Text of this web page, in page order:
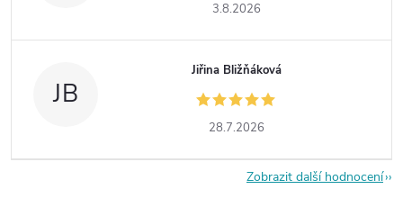
3.8.2026
JB
Jiřina Bližňáková
28.7.2026
Zobrazit další hodnocení